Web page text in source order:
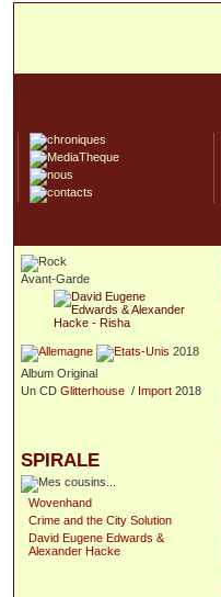
Avant-Garde
2018
Album Original
Un CD Glitterhouse / Import 2018
SPIRALE
Wovenhand
Crime and the City Solution
David Eugene Edwards &
Alexander Hacke